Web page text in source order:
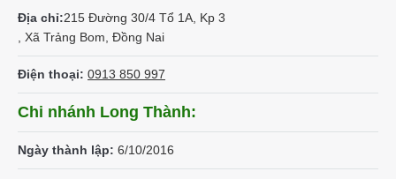
Địa chỉ:215 Đường 30/4 Tổ 1A, Kp 3
, Xã Trảng Bom, Đồng Nai
Điện thoại: 0913 850 997
Chi nhánh Long Thành:
Ngày thành lập: 6/10/2016